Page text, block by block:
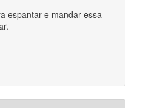
espantar e mandar essa